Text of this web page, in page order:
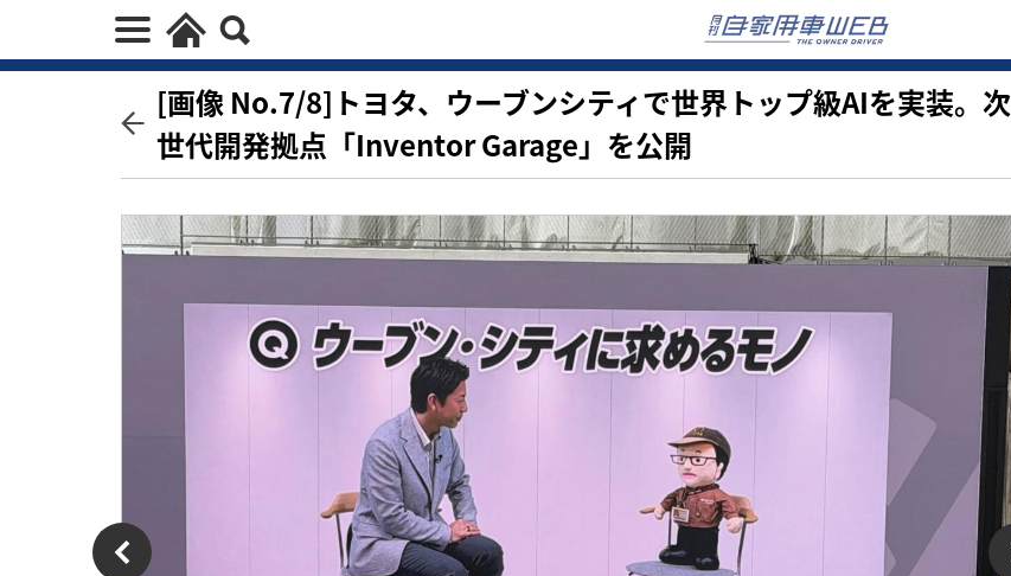
[画像 No.7/8]トヨタ、ウーブンシティで世界トップ級AIを実装。次
世代開発拠点「Inventor Garage」を公開